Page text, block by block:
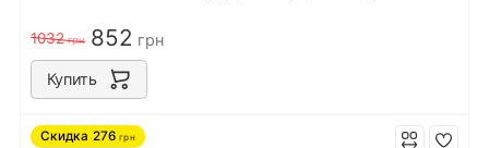
1032грн 852 грн
Купить
Скидка 276 грн